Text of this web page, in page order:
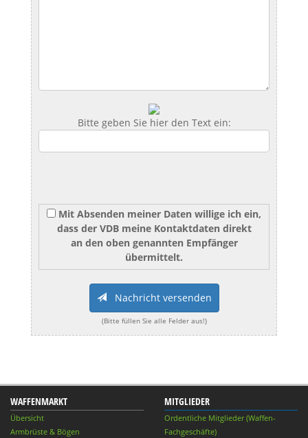
Bitte geben Sie hier den Text ein:
Mit Absenden meiner Daten willige ich ein,
dass der VDB meine Kontaktdaten direkt
an den oben genannten Empfänger
übermittelt.
Nachricht versenden
(Bitte füllen Sie alle Felder aus!)
WAFFENMARKT
Übersicht
Armbrüste & Bögen
MITGLIEDER
Ordentliche Mitglieder (Waffen-
Fachgeschäfte)